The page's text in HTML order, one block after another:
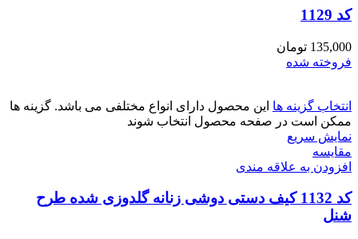
کد 1129
135,000 تومان
فروخته شده
انتخاب گزینه ها این محصول دارای انواع مختلفی می باشد. گزینه ها
ممکن است در صفحه محصول انتخاب شوند
نمایش سریع
مقايسه
افزودن به علاقه مندی
کد 1132 کیف دستی دوشی زنانه گلدوزی شده طرح
شنل